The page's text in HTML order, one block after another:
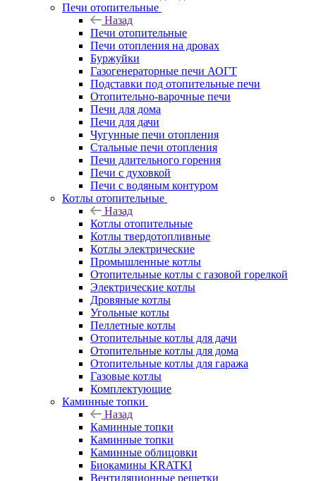
Печи отопительные
Назад
Печи отопительные
Печи отопления на дровах
Буржуйки
Газогенераторные печи АОГТ
Подставки под отопительные печи
Отопительно-варочные печи
Печи для дома
Печи для дачи
Чугунные печи отопления
Стальные печи отопления
Печи длительного горения
Печи с духовкой
Печи с водяным контуром
Котлы отопительные
Назад
Котлы отопительные
Котлы твердотопливные
Котлы электрические
Промышленные котлы
Отопительные котлы с газовой горелкой
Электрические котлы
Дровяные котлы
Угольные котлы
Пеллетные котлы
Отопительные котлы для дачи
Отопительные котлы для дома
Отопительные котлы для гаража
Газовые котлы
Комплектующие
Каминные топки
Назад
Каминные топки
Каминные топки
Каминные облицовки
Биокамины KRATKI
Вентиляционные решетки